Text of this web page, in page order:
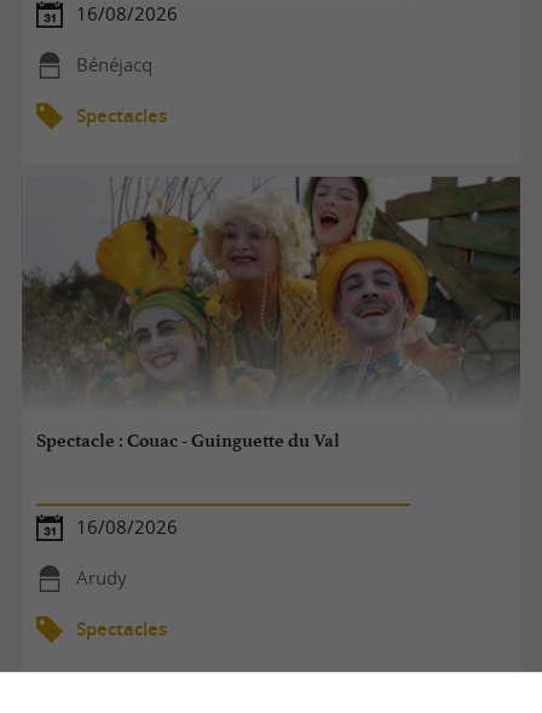
16/08/2026
Bénéjacq
Spectacles
Spectacle : Couac - Guinguette du Val
16/08/2026
Arudy
Spectacles